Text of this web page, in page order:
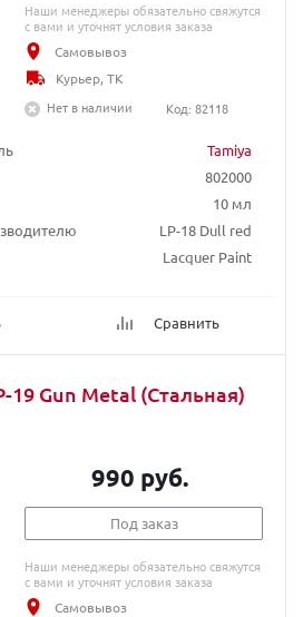
Tamiya
802000
10 мл
LP-18 Dull red
Lacquer Paint
Сравнить
Наши менеджеры обязательно свяжутся
с вами и уточнят условия заказа
Самовывоз
Курьер, ТК
Нет в наличии
Код: 82118
19 Gun Metal (Cтальная)
990 руб.
Под заказ
Наши менеджеры обязательно свяжутся
с вами и уточнят условия заказа
Самовывоз